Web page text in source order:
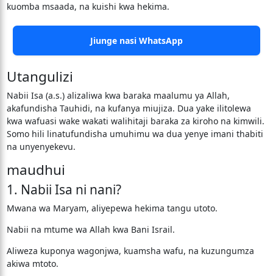
kuomba msaada, na kuishi kwa hekima.
Jiunge nasi WhatsApp
Utangulizi
Nabii Isa (a.s.) alizaliwa kwa baraka maalumu ya Allah,
akafundisha Tauhidi, na kufanya miujiza. Dua yake ilitolewa
kwa wafuasi wake wakati walihitaji baraka za kiroho na kimwili.
Somo hili linatufundisha umuhimu wa dua yenye imani thabiti
na unyenyekevu.
maudhui
1. Nabii Isa ni nani?
Mwana wa Maryam, aliyepewa hekima tangu utoto.
Nabii na mtume wa Allah kwa Bani Israil.
Aliweza kuponya wagonjwa, kuamsha wafu, na kuzungumza
akiwa mtoto.